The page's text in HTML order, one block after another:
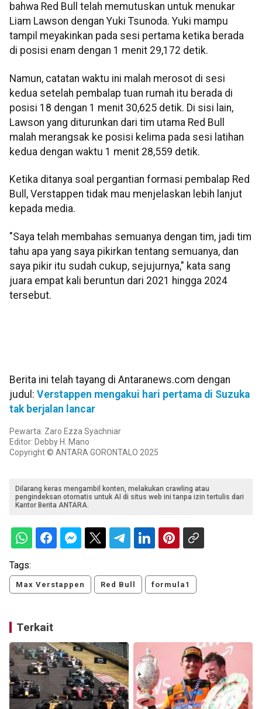
bahwa Red Bull telah memutuskan untuk menukar
Liam Lawson dengan Yuki Tsunoda. Yuki mampu
tampil meyakinkan pada sesi pertama ketika berada
di posisi enam dengan 1 menit 29,172 detik.
Namun, catatan waktu ini malah merosot di sesi
kedua setelah pembalap tuan rumah itu berada di
posisi 18 dengan 1 menit 30,625 detik. Di sisi lain,
Lawson yang diturunkan dari tim utama Red Bull
malah merangsak ke posisi kelima pada sesi latihan
kedua dengan waktu 1 menit 28,559 detik.
Ketika ditanya soal pergantian formasi pembalap Red
Bull, Verstappen tidak mau menjelaskan lebih lanjut
kepada media.
"Saya telah membahas semuanya dengan tim, jadi tim
tahu apa yang saya pikirkan tentang semuanya, dan
saya pikir itu sudah cukup, sejujurnya," kata sang
juara empat kali beruntun dari 2021 hingga 2024
tersebut.
Berita ini telah tayang di Antaranews.com dengan
judul: Verstappen mengakui hari pertama di Suzuka
tak berjalan lancar
Pewarta: Zaro Ezza Syachniar
Editor: Debby H. Mano
Copyright © ANTARA GORONTALO 2025
Dilarang keras mengambil konten, melakukan crawling atau
pengindeksan otomatis untuk AI di situs web ini tanpa izin tertulis dari
Kantor Berita ANTARA.
Tags:
Max Verstappen Red Bull formula1
Terkait